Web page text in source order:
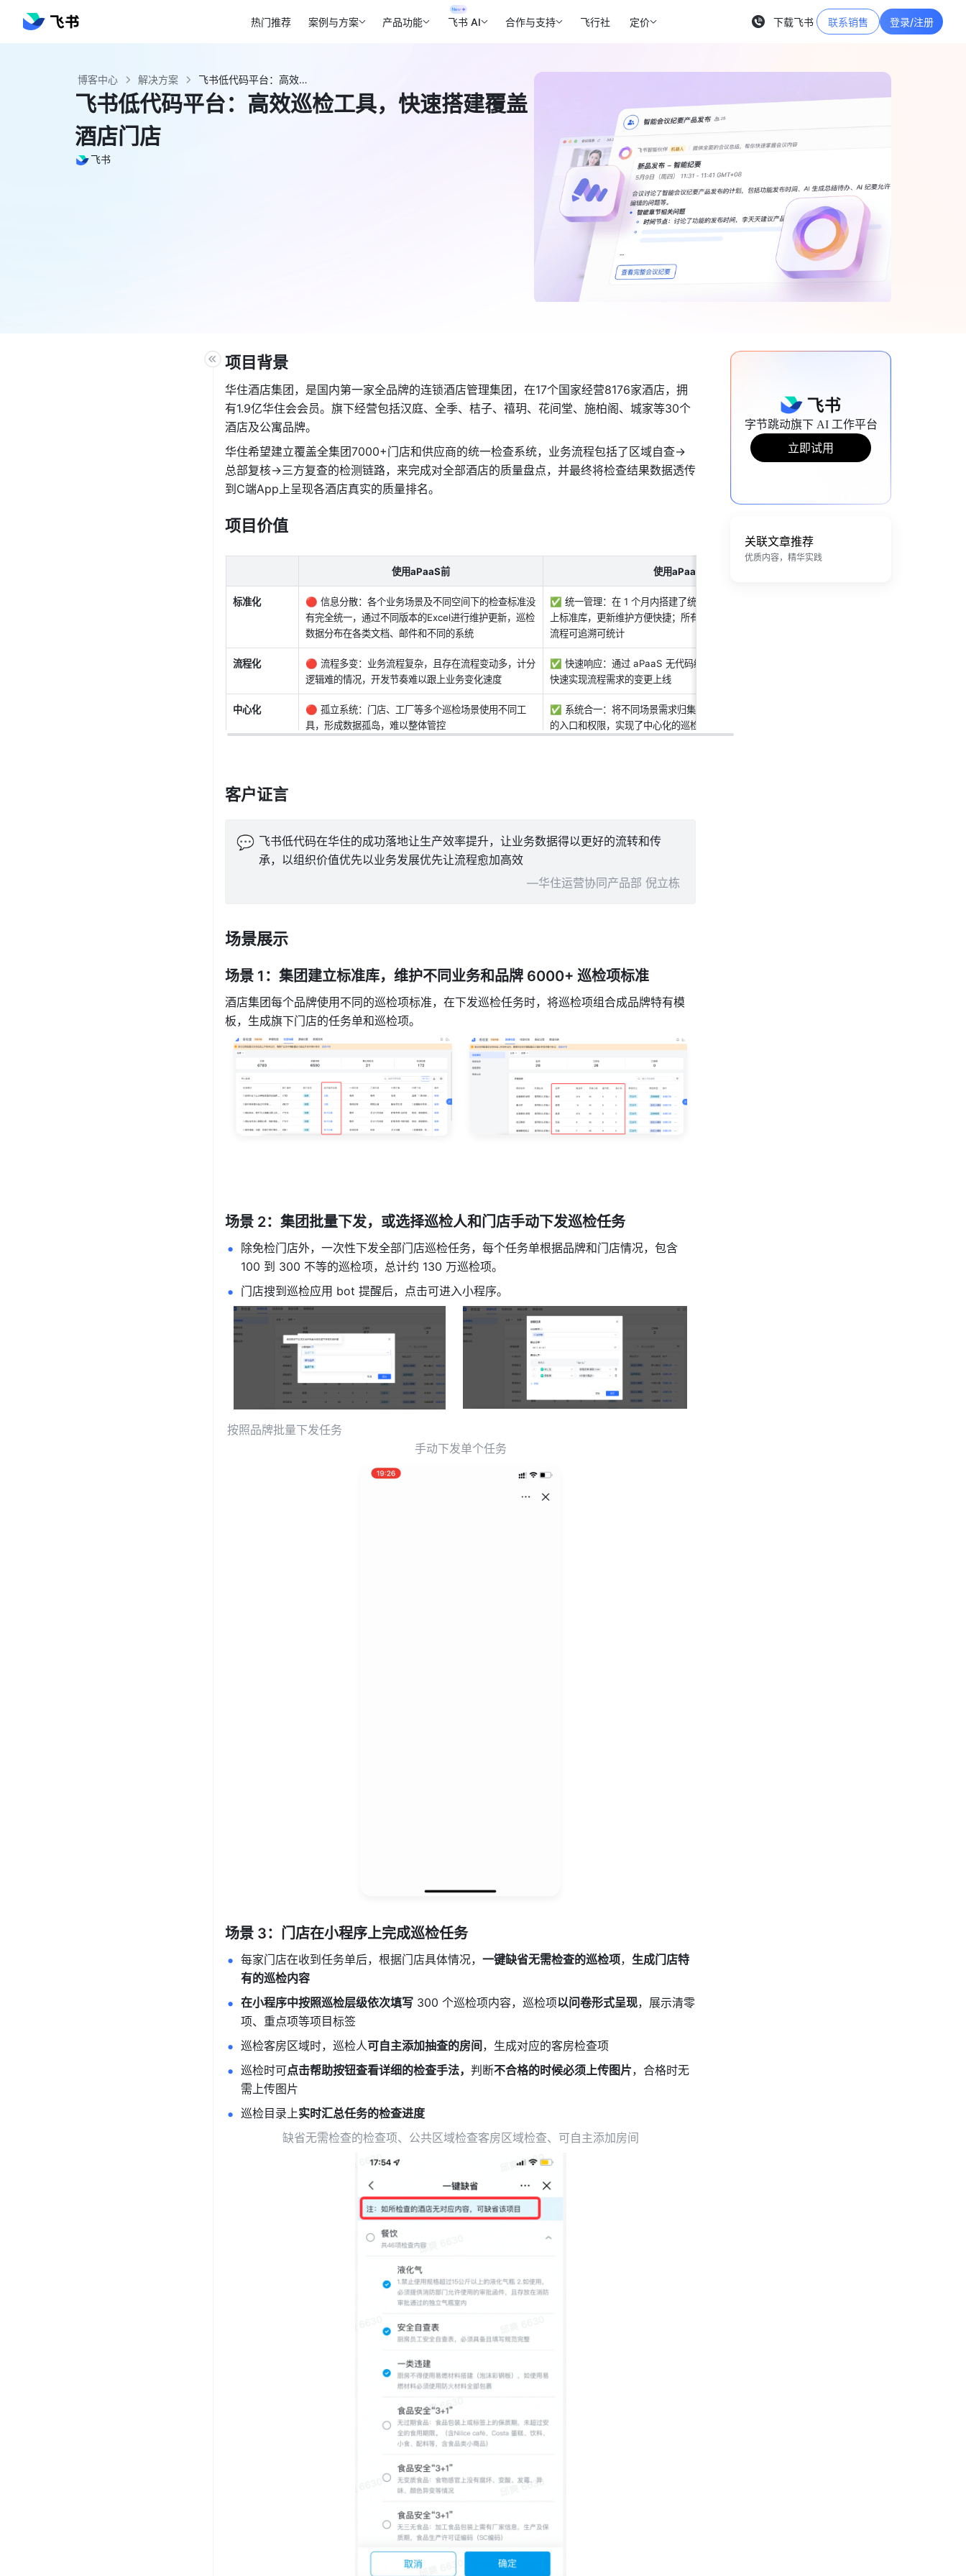
热门推荐 案例与方案 产品功能 飞书 AI 合作与支持 飞行社 定价 下载飞书 联系销售 登录/注册
博客中心 解决方案 飞书低代码平台：高效巡检工具，快速搭建覆盖酒店门店 - 飞书官网
飞书低代码平台：高效巡检工具，快速搭建覆盖
酒店门店
飞书
项目背景
华住酒店集团，是国内第一家全品牌的连锁酒店管理集团，在17个国家经营8176家酒店，拥
有1.9亿华住会会员。旗下经营包括汉庭、全季、桔子、禧玥、花间堂、施柏阁、城家等30个
酒店及公寓品牌。
华住希望建立覆盖全集团7000+门店和供应商的统一检查系统，业务流程包括了区域自查->
总部复核->三方复查的检测链路，来完成对全部酒店的质量盘点，并最终将检查结果数据透传
到C端App上呈现各酒店真实的质量排名。
项目价值
使用aPaaS前 使用aPaaS后
标准化
🔴 信息分散：各个业务场景及不同空间下的检查标准没
有完全统一，通过不同版本的Excel进行维护更新，巡检
数据分布在各类文档、邮件和不同的系统
✅ 统一管理：在 1 个月内搭建了统一检查系统，业务线检查线
上标准库，更新维护方便快捷；所有巡检数据线上化可视化，全
流程可追溯可统计
流程化
🔴 流程多变：业务流程复杂，且存在流程变动多，计分
逻辑难的情况，开发节奏难以跟上业务变化速度
✅ 快速响应：通过 aPaaS 无代码编排流程和搭建页面，可以
快速实现流程需求的变更上线
中心化
🔴 孤立系统：门店、工厂等多个巡检场景使用不同工
具，形成数据孤岛，难以整体管控
✅ 系统合一：将不同场景需求归集到统一系统，提供不同场景
的入口和权限，实现了中心化的巡检平台
客户证言
💬 飞书低代码在华住的成功落地让生产效率提升，让业务数据得以更好的流转和传
承，以组织价值优先以业务发展优先让流程愈加高效
—华住运营协同产品部 倪立栋
场景展示
场景 1：集团建立标准库，维护不同业务和品牌 6000+ 巡检项标准
酒店集团每个品牌使用不同的巡检项标准，在下发巡检任务时，将巡检项组合成品牌特有模
板，生成旗下门店的任务单和巡检项。
场景 2：集团批量下发， 或选择巡检人和门店手动下发巡检任务
除免检门店外，一次性下发全部门店巡检任务，每个任务单根据品牌和门店情况，包含
100 到 300 不等的巡检项，总计约 130 万巡检项。
门店搜到巡检应用 bot 提醒后，点击可进入小程序。
按照品牌批量下发任务
手动下发单个任务
场景 3：门店在小程序上完成巡检任务
每家门店在收到任务单后，根据门店具体情况， 一键缺省无需检查的巡检项， 生成门店特
有的巡检内容
在小程序中按照巡检层级依次填写 300 个巡检项内容，巡检项以问卷形式呈现，展示清零
项、重点项等项目标签
巡检客房区域时，巡检人可自主添加抽查的房间 ，生成对应的客房检查项
巡检时可点击帮助按钮查看详细的检查手法， 判断不合格的时候必须上传图片，合格时无
需上传图片
巡检目录上实时汇总任务的检查进度
缺省无需检查的检查项、公共区域检查客房区域检查、可自主添加房间
字节跳动旗下 AI 工作平台
立即试用
关联文章推荐
优质内容，精华实践